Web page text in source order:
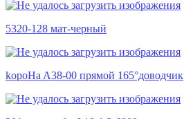
5320-128 мат-черный
kopoHa A38-00 прямой 165°доводчик